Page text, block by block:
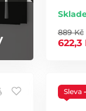
889 Kč
622,3
Sleva